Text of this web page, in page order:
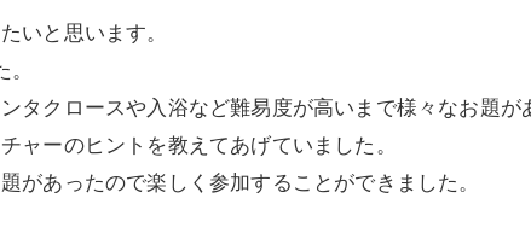
いと思います。
クロースや入浴など難易度が高いまで様々なお題が
ャーのヒントを教えてあげていました。
があったので楽しく参加することができました。